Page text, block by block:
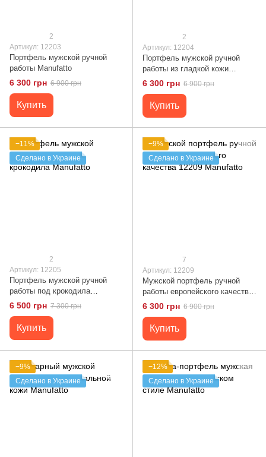
2
Артикул: 12203
Портфель мужской ручной
работы Manufatto
6 300 грн 6 900 грн
Купить
2
Артикул: 12204
Портфель мужской ручной
работы из гладкой кожи
Manufatto
6 300 грн 6 900 грн
Купить
−11%
Сделано в Украине
2
Артикул: 12205
Портфель мужской ручной
работы под крокодила
Manufatto
6 500 грн 7 300 грн
Купить
−9%
Сделано в Украине
7
Артикул: 12209
Мужской портфель ручной
работы европейского качества
12209 Manufatto
6 300 грн 6 900 грн
Купить
−9%
Сделано в Украине
−12%
Сделано в Украине